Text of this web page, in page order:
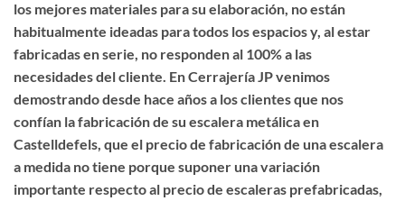
los mejores materiales para su elaboración, no están
habitualmente ideadas para todos los espacios y, al estar
fabricadas en serie, no responden al 100% a las
necesidades del cliente. En Cerrajería JP venimos
demostrando desde hace años a los clientes que nos
confían lafabricación de su escalera metálica en
Castelldefels , que el precio de fabricación de una escalera
a medida no tiene porque suponer una variación
importante respecto al precio de escaleras prefabricadas,